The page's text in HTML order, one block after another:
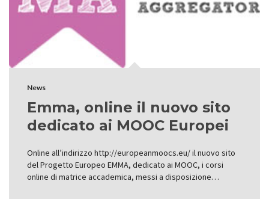
News
Emma, online il nuovo sito
dedicato ai MOOC Europei
Online all’indirizzo http://europeanmoocs.eu/ il nuovo sito
del Progetto Europeo EMMA, dedicato ai MOOC, i corsi
online di matrice accademica, messi a disposizione…